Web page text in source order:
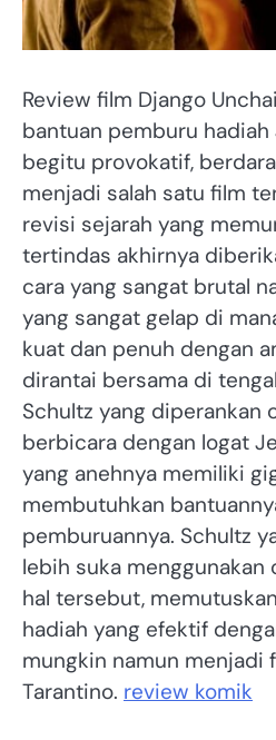
Review film Django
bantuan pemburu
begitu provokatif,
menjadi salah satu film
revisi sejarah yang
tertindas akhirnya
cara yang sangat brutal
yang sangat gelap di
kuat dan penuh dengan
dirantai bersama di
Schultz yang diperankan
berbicara dengan logat
yang anehnya memiliki
membutuhkan
pemburuannya. Schultz
lebih suka
hal tersebut,
hadiah yang efektif
mungkin namun menjadi
Tarantino. review komik